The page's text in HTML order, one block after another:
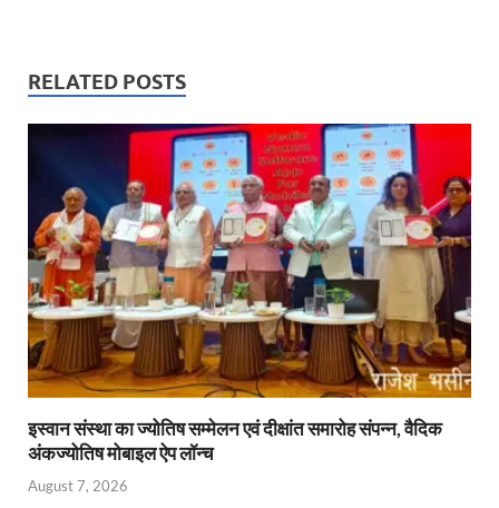
s
A
p
p
b
o
o
k
er
ie
n
dl
y
dI
n
RELATED POSTS
इस्वान संस्था का ज्योतिष सम्मेलन एवं दीक्षांत समारोह संपन्न, वैदिक
अंकज्योतिष मोबाइल ऐप लॉन्च
August 7, 2026